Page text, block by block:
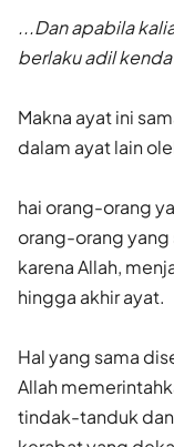
...Dan apabila
berlaku adil
Makna ayat ini
dalam ayat lain
hai orang-orang
orang-orang yang
karena Allah,
hingga akhir ayat.
Hal yang sama
Allah
tindak-tanduk